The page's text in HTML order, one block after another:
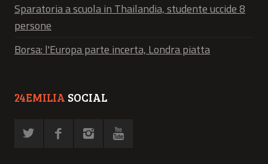
Sparatoria a scuola in Thailandia, studente uccide 8
persone
Borsa: l'Europa parte incerta, Londra piatta
24EMILIA SOCIAL